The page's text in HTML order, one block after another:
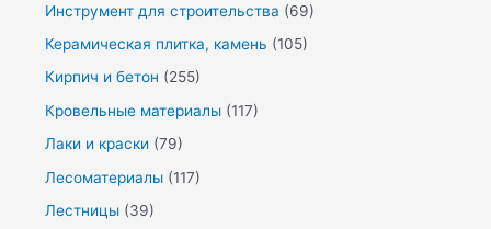
Инструмент для строительства (69)
Керамическая плитка, камень (105)
Кирпич и бетон (255)
Кровельные материалы (117)
Лаки и краски (79)
Лесоматериалы (117)
Лестницы (39)